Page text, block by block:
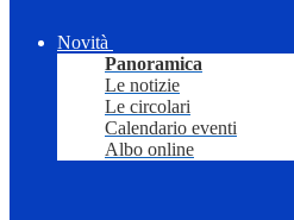
Novità
Panoramica
Le notizie
Le circolari
Calendario eventi
Albo online